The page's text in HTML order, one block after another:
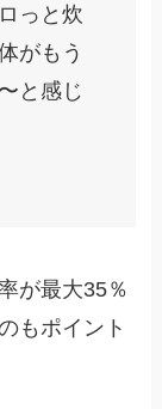
っと炊
がもう
と感じ
が最大35％
もポイント